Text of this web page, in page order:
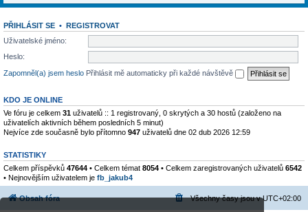
PŘIHLÁSIT SE • REGISTROVAT
Uživatelské jméno:
Heslo:
Zapomněl(a) jsem heslo Přihlásit mě automaticky při každé návštěvě
KDO JE ONLINE
Ve fóru je celkem 31 uživatelů :: 1 registrovaný, 0 skrytých a 30 hostů (založeno na
uživatelích aktivních během posledních 5 minut)
Nejvíce zde současně bylo přítomno 947 uživatelů dne 02 dub 2026 12:59
STATISTIKY
Celkem příspěvků 47644 • Celkem témat 8054 • Celkem zaregistrovaných uživatelů 6542
• Nejnovějším uživatelem je fb_jakub4
Obsah fóra Všechny časy jsou vUTC+02:00